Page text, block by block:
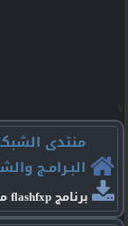
منتدى
البـرامـج
برنامج flashfxp مع السيريال